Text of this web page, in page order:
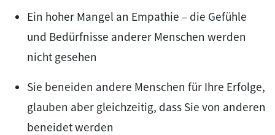
Ein hoher Mangel an Empathie – die Gefühle
und Bedürfnisse anderer Menschen werden
nicht gesehen
Sie beneiden andere Menschen für Ihre Erfolge,
glauben aber gleichzeitig, dass Sie von anderen
beneidet werden